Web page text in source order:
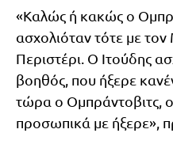
«Καλώς ή κακώς ο
ασχολιόταν τότε με
Περιστέρι. Ο Ιτούδης
βοηθός, που ήξερε
τώρα ο Ομπράντοβιτς,
προσωπικά με ήξερε»,